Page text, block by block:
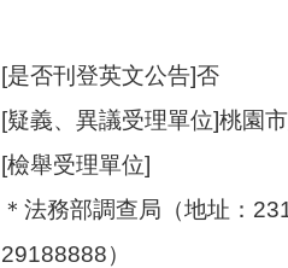
[是否刊登英文公告]否
[疑義、異議受理單位]桃園
[檢舉受理單位]
＊法務部調查局（地址：
29188888）